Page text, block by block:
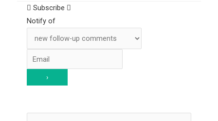
Subscribe
Notify of